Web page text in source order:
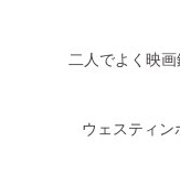
二人でよく映
ウェスティン